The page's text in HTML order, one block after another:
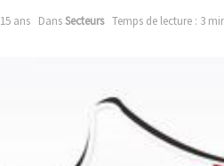
ans DansSecteurs Temps de lecture : 3